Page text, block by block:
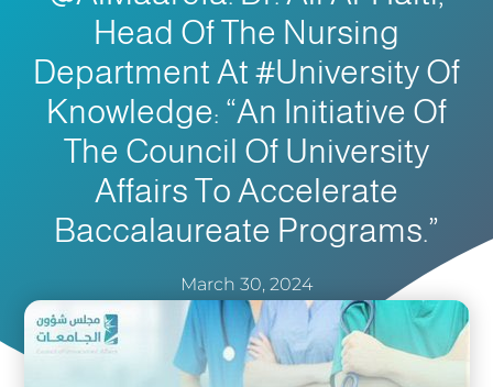
Head Of The Nursing
Department At #University Of
Knowledge: “An Initiative Of
The Council Of University
Affairs To Accelerate
Baccalaureate Programs.”
March 30, 2024